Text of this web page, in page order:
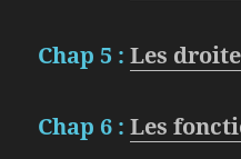
Chap 5 :Les
Chap 6 :Les